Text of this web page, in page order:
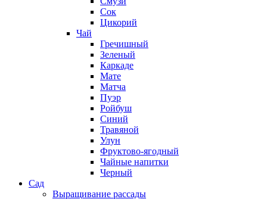
Сок
Цикорий
Чай
Гречишный
Зеленый
Каркаде
Мате
Матча
Пуэр
Ройбуш
Синий
Травяной
Улун
Фруктово-ягодный
Чайные напитки
Черный
Сад
Выращивание рассады